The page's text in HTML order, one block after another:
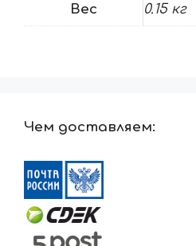
Вес 0.15 кг
Чем доставляем: